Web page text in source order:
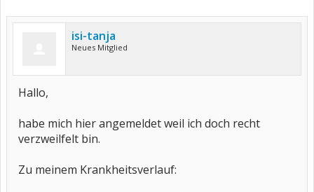
isi-tanja
Neues Mitglied
Hallo,
habe mich hier angemeldet weil ich doch recht
verzweilfelt bin.
Zu meinem Krankheitsverlauf: